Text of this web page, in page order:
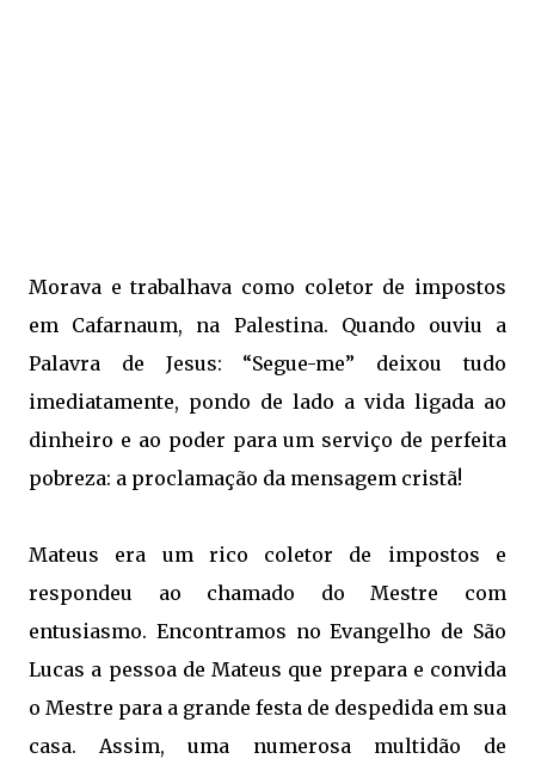
Morava e trabalhava como coletor de impostos
em Cafarnaum, na Palestina. Quando ouviu a
Palavra de Jesus: “Segue-me” deixou tudo
imediatamente, pondo de lado a vida ligada ao
dinheiro e ao poder para um serviço de perfeita
pobreza: a proclamação da mensagem cristã!
Mateus era um rico coletor de impostos e
respondeu ao chamado do Mestre com
entusiasmo. Encontramos no Evangelho de São
Lucas a pessoa de Mateus que prepara e convida
o Mestre para a grande festa de despedida em sua
casa. Assim, uma numerosa multidão de